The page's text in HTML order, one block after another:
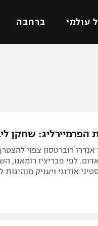
עולמי ברחבה
ליגה
ליגה
ליגה
הפרמיירליג: שחקן
אנדרו רוברטסון צפוי
לפי פבריציו רומאנו,
אודוגי ויעניק